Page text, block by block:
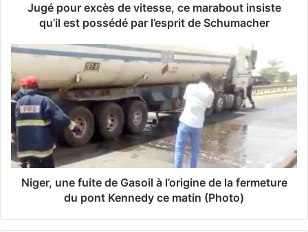
m
i
l
Jugé pour excès de vitesse, ce marabout insiste
qu’il est possédé par l’esprit de Schumacher
Niger, une fuite de Gasoil à l’origine de la fermeture
du pont Kennedy ce matin (Photo)